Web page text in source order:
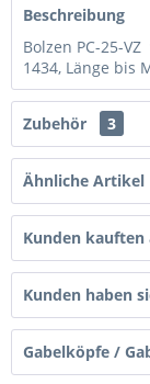
Beschreibung
Bolzen PC-25-
1434, Länge bis
Zubehör 3
Ähnliche Artikel
Kunden kauften
Kunden haben
Gabelköpfe /